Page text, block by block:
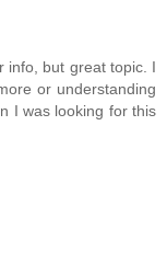
info, but great topic. I
or understanding
I was looking for this